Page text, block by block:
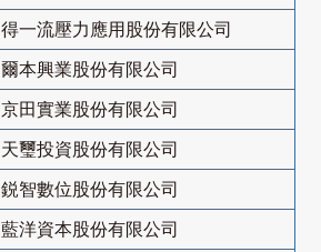
得一流壓力應用股份有限公司
爾本興業股份有限公司
京田實業股份有限公司
天璽投資股份有限公司
鋭智數位股份有限公司
藍洋資本股份有限公司